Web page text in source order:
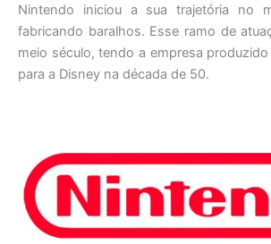
Nintendo iniciou a sua trajetória no
fabricando baralhos. Esse ramo de
meio século, tendo a empresa
para a Disney na década de 50.